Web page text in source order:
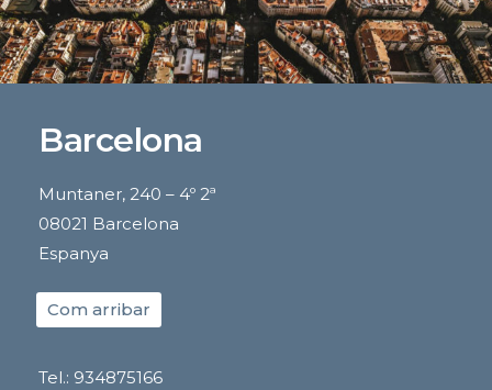
Barcelona
Muntaner, 240 – 4º 2ª
08021 Barcelona
Espanya
Com arribar
Tel.: 934875166